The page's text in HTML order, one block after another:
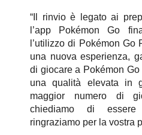
“Il rinvio è legato ai
l’app Pokémon Go
l’utilizzo di Pokémon
una nuova esperienza,
di giocare a Pokémon
una qualità elevata in
maggior numero di
chiediamo di
ringraziamo per la vostra